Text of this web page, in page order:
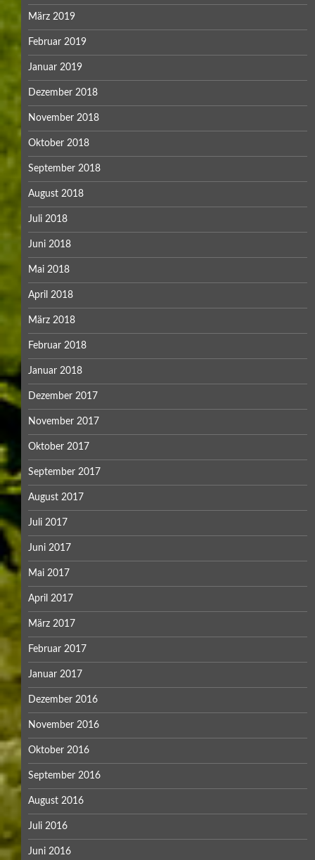
März 2019
Februar 2019
Januar 2019
Dezember 2018
November 2018
Oktober 2018
September 2018
August 2018
Juli 2018
Juni 2018
Mai 2018
April 2018
März 2018
Februar 2018
Januar 2018
Dezember 2017
November 2017
Oktober 2017
September 2017
August 2017
Juli 2017
Juni 2017
Mai 2017
April 2017
März 2017
Februar 2017
Januar 2017
Dezember 2016
November 2016
Oktober 2016
September 2016
August 2016
Juli 2016
Juni 2016